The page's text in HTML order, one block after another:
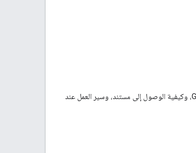
يقدّم هذا الدليل مفاهيم مثل الطرق الأساسية التي تتكوّن منها واجهة برمجة التطبيقات Google Docs API، وكيفية الوصول إلى مستند، وسير العمل عند